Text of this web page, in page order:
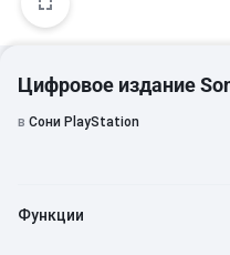
Цифровое издание
в Сони PlayStation
Функции